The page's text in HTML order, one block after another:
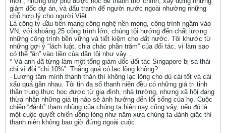
giám đốc dự án, và đấu tranh để người nước ngoài nhường những
chỗ hợp lý cho người Việt.
Là công ty đầu tiên mang công nghệ nền móng, công trình ngầm vào
VN, với khoảng 25 công trình lớn, chúng tôi hướng đến chất lượng
những công trình bền vững và tiết kiệm cho đất nước. Tôi khước từ
những gợi ý “lách luật, chia chác phần trăm” của đối tác, vì làm sao
có thể “ăn” vào tiền của dân tôi như vậy...
* Và anh đã từng làm một tổng giám đốc đối tác Singapore bị sa thải
chỉ vì đòi “chi 10%”. Thẳng quá có lạc lõng không?
- Lương tâm mình thanh thản thì không lạc lõng cho dù cái tốt và cái
xấu quá gần nhau. Tôi tin đa số thanh niên đều có những giá trị tinh
thần trung thực học được từ gia đình, nhà trường, nhưng xã hội đang
thừa nhận những giá trị nào sẽ ảnh hưởng đến lối sống của họ. Cuộc
chiến “đánh” tham nhũng của chúng ta hiện nay cũng vậy, nếu đó là
một cuộc quyết chiến đồng lòng như năm xưa chúng ta đánh giặc thì
thanh niên không bao giờ đứng ngoài cuộc.